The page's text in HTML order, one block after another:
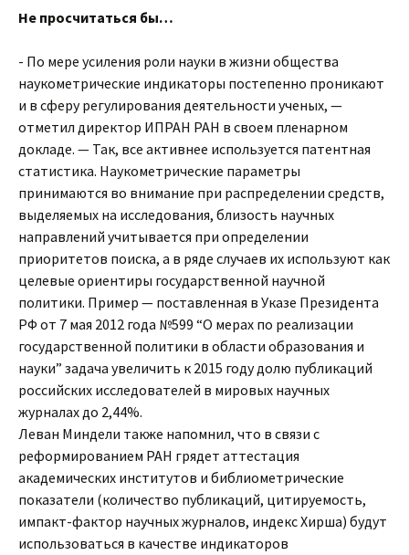
Не просчитаться бы…
- По мере усиления роли науки в жизни общества
наукометрические индикаторы постепенно проникают
и в сферу регулирования деятельности ученых, —
отметил директор ИПРАН РАН в своем пленарном
докладе. — Так, все активнее используется патентная
статистика. Наукометрические параметры
принимаются во внимание при распределении средств,
выделяемых на исследования, близость научных
направлений учитывается при определении
приоритетов поиска, а в ряде случаев их используют как
целевые ориентиры государственной научной
политики. Пример — поставленная в Указе Президента
РФ от 7 мая 2012 года №599 “О мерах по реализации
государственной политики в области образования и
науки” задача увеличить к 2015 году долю публикаций
российских исследователей в мировых научных
журналах до 2,44%.
Леван Миндели также напомнил, что в связи с
реформированием РАН грядет аттестация
академических институтов и библиометрические
показатели (количество публикаций, цитируемость,
импакт-фактор научных журналов, индекс Хирша) будут
использоваться в качестве индикаторов